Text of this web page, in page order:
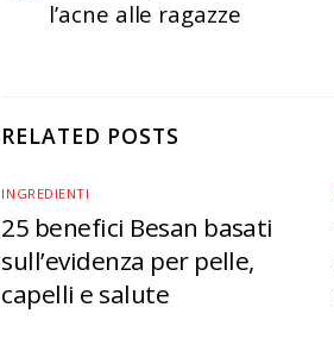
l’acne alle ragazze
RELATED POSTS
INGREDIENTI
25 benefici Besan basati
sull’evidenza per pelle,
capelli e salute